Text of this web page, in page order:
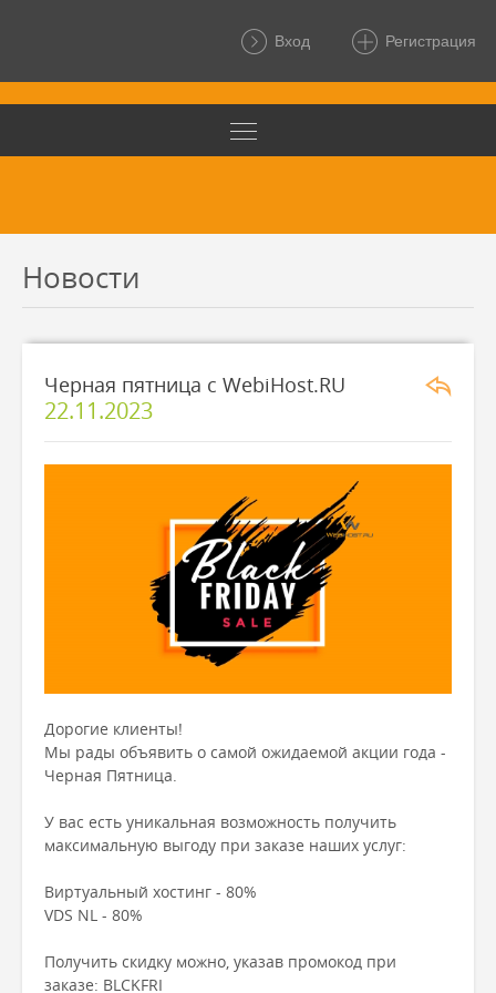
Вход Регистрация
Новости
Черная пятница с WebiHost.RU
22.11.2023
Дорогие клиенты!
Мы рады объявить о самой ожидаемой акции года -
Черная Пятница.
У вас есть уникальная возможность получить
максимальную выгоду при заказе наших услуг:
Виртуальный хостинг - 80%
VDS NL - 80%
Получить скидку можно, указав промокод при
заказе: BLCKFRI